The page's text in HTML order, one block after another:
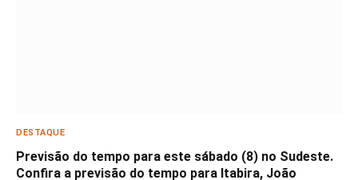
DESTAQUE
Previsão do tempo para este sábado (8) no Sudeste.
Confira a previsão do tempo para Itabira, João